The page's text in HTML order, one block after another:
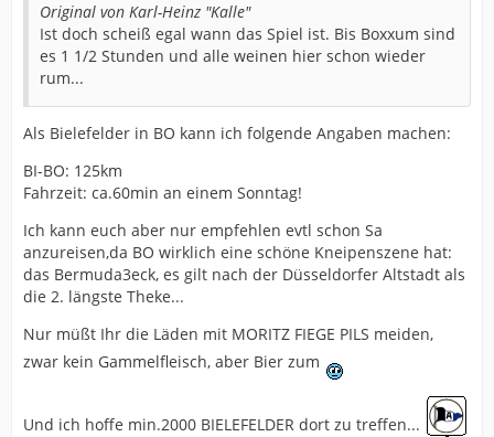
Original von Karl-Heinz "Kalle"
Ist doch scheiß egal wann das Spiel ist. Bis Boxxum sind
es 1 1/2 Stunden und alle weinen hier schon wieder
rum...
Als Bielefelder in BO kann ich folgende Angaben machen:
BI-BO: 125km
Fahrzeit: ca.60min an einem Sonntag!
Ich kann euch aber nur empfehlen evtl schon Sa
anzureisen,da BO wirklich eine schöne Kneipenszene hat:
das Bermuda3eck, es gilt nach der Düsseldorfer Altstadt als
die 2. längste Theke...
Nur müßt Ihr die Läden mit MORITZ FIEGE PILS meiden,
zwar kein Gammelfleisch, aber Bier zum
Und ich hoffe min.2000 BIELEFELDER dort zu treffen...